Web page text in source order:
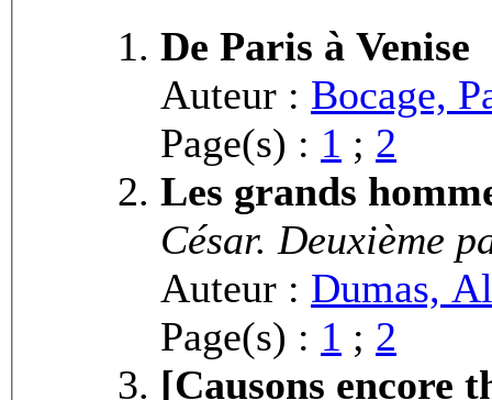
De Paris à Venise
Auteur : Bocage,
Page(s) : 1 ; 2
Les grands
César. Deuxième
Auteur : Dumas,
Page(s) : 1 ; 2
[Causons encore